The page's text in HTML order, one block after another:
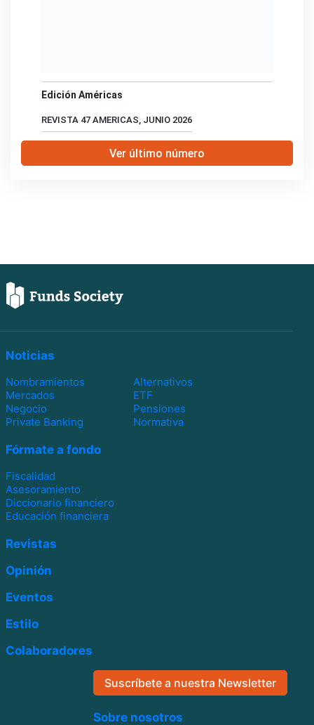
Edición Américas
REVISTA 47 AMERICAS, JUNIO 2026
Ver último número
Noticias
Nombramientos
Alternativos
Mercados
ETF
Negocio
Pensiones
Private Banking
Normativa
Fórmate a fondo
Fiscalidad
Asesoramiento
Diccionario financiero
Educación financiera
Revistas
Opinión
Eventos
Estilo
Colaboradores
Suscríbete a nuestra Newsletter
Sobre nosotros